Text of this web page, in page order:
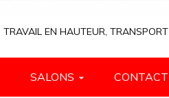
TRAVAIL EN HAUTEUR, TRANSPORT
SALONS CONTACT